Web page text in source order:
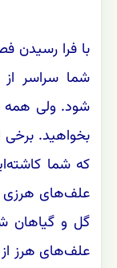
با فرا رسیدن
شما سراسر
شود. ولی همه
بخواهید.
که شما
علف‌های هرزی
گل و گیاهان
علف‌های هرز